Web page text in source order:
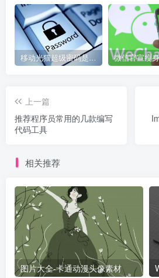
移动光猫超级密码是多少？移动光猫超级管理员后台账号与密码
上一篇
推荐程序员常用的几款编写
代码工具
相关推荐
图片大全-卡通动漫头像素材